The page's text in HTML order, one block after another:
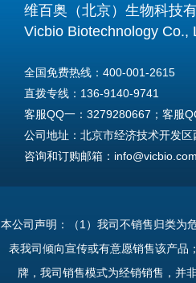
维百奥（北京）生物科技
Vicbio Biotechnology Co.,
全国免费热线：400-001-2615
直拨专线：136-9140-9741
客服QQ一：3279280667；客服
公司地址：北京市经济技术开发
咨询和订购邮箱：
Tel: +86-13691409741
本公司声明：（1）我司不销售归类为
表我司倾向宣传或有意愿销售该产品
牌，我司销售模式为经销销售，并